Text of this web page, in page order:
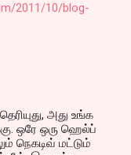
2011/10/blog-
அது உங்க
ஒரே ஒரு ஹெல்ப்
நெகடிவ் மட்டும்